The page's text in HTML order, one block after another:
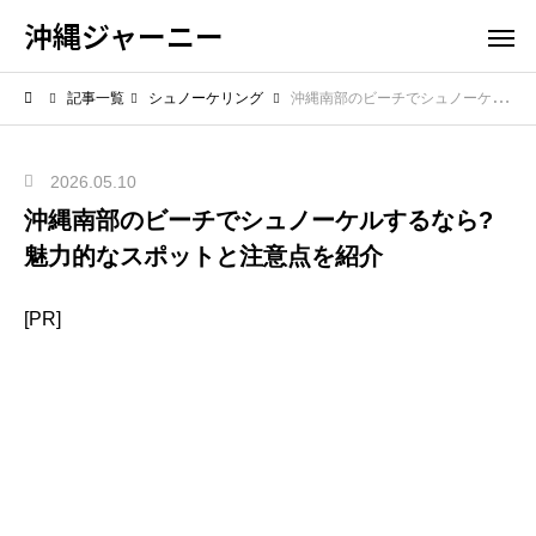
沖縄ジャーニー
記事一覧 シュノーケリング 沖縄南部のビーチでシュノーケルするなら? 魅力的なスポットと注意点を紹介
2026.05.10
沖縄南部のビーチでシュノーケルするなら?
魅力的なスポットと注意点を紹介
[PR]